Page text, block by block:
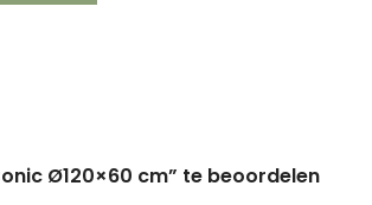
Ø120×60 cm” te beoordelen